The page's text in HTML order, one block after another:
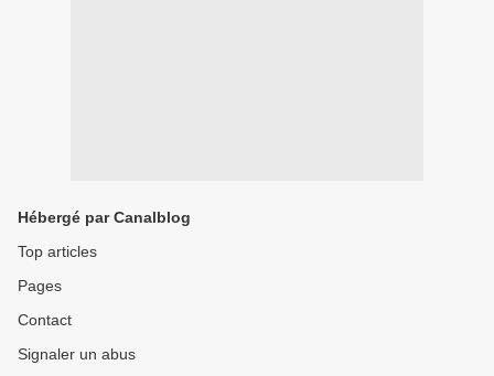
Hébergé par Canalblog
Top articles
Pages
Contact
Signaler un abus